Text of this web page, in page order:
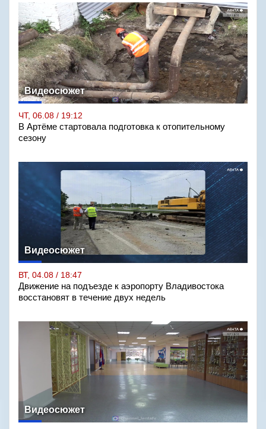
Видеосюжет
ЧТ, 06.08 / 19:12
В Артёме стартовала подготовка к отопительному
сезону
Видеосюжет
ВТ, 04.08 / 18:47
Движение на подъезде к аэропорту Владивостока
восстановят в течение двух недель
Видеосюжет